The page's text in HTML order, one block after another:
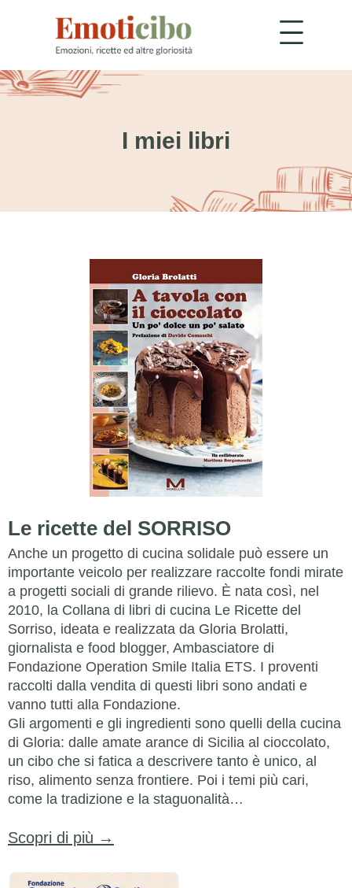
I miei libri
Le ricette del SORRISO
Anche un progetto di cucina solidale può essere un
importante veicolo per realizzare raccolte fondi mirate
a progetti sociali di grande rilievo. È nata così, nel
2010, la Collana di libri di cucina Le Ricette del
Sorriso, ideata e realizzata da Gloria Brolatti,
giornalista e food blogger, Ambasciatore di
Fondazione Operation Smile Italia ETS. I proventi
raccolti dalla vendita di questi libri sono andati e
vanno tutti alla Fondazione.
Gli argomenti e gli ingredienti sono quelli della cucina
di Gloria: dalle amate arance di Sicilia al cioccolato,
un cibo che si fatica a descrivere tanto è unico, al
riso, alimento senza frontiere. Poi i temi più cari,
come la tradizione e la staguonalità…
Scopri di più →